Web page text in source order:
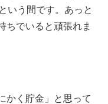
いう間です。あっと
ちでいると頑張れま
かく貯金」と思って